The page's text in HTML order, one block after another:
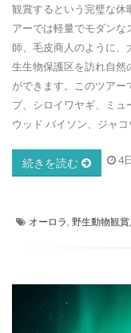
観賞するという完璧な休
アーでは軽量でモダン
師、毛皮商人のように
生生物保護区を訪れ自然
ができます。このツアー
プ、シロイワヤギ、ミュ
ウッド バイソン、ジャ
4
続きを読む
オーロラ 野生動物観賞